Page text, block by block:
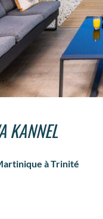
KANNEL
à Trinité